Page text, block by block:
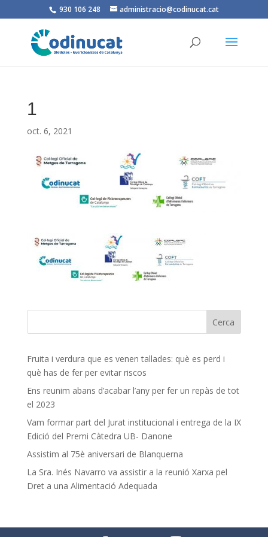
930 106 248 administracio@codinucat.cat
1
oct. 6, 2021
Fruita i verdura que es venen tallades: què es perd i
què has de fer per evitar riscos
Ens reunim abans d’acabar l’any per fer un repàs de tot
el 2023
Vam formar part del Jurat institucional i entrega de la IX
Edició del Premi Càtedra UB- Danone
Assistim al 75è aniversari de Blanquerna
La Sra. Inés Navarro va assistir a la reunió Xarxa pel
Dret a una Alimentació Adequada